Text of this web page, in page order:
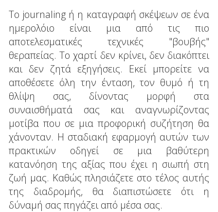
Το journaling ή η καταγραφή σκέψεων σε ένα
ημερολόιο είναι μια από τις πιο
αποτελεσματικές τεχνικές "βουβής"
θεραπείας. Το χαρτί δεν κρίνει, δεν διακόπτει
και δεν ζητά εξηγήσεις. Εκεί μπορείτε να
αποθέσετε όλη την ένταση, τον θυμό ή τη
θλίψη σας, δίνοντας μορφή στα
συναισθήματά σας και αναγνωρίζοντας
μοτίβα που σε μια προφορική συζήτηση θα
χάνονταν. Η σταδιακή εφαρμογή αυτών των
πρακτικών οδηγεί σε μια βαθύτερη
κατανόηση της αξίας που έχει η σιωπή στη
ζωή μας. Καθώς πλησιάζετε στο τέλος αυτής
της διαδρομής, θα διαπιστώσετε ότι η
δύναμή σας πηγάζει από μέσα σας.